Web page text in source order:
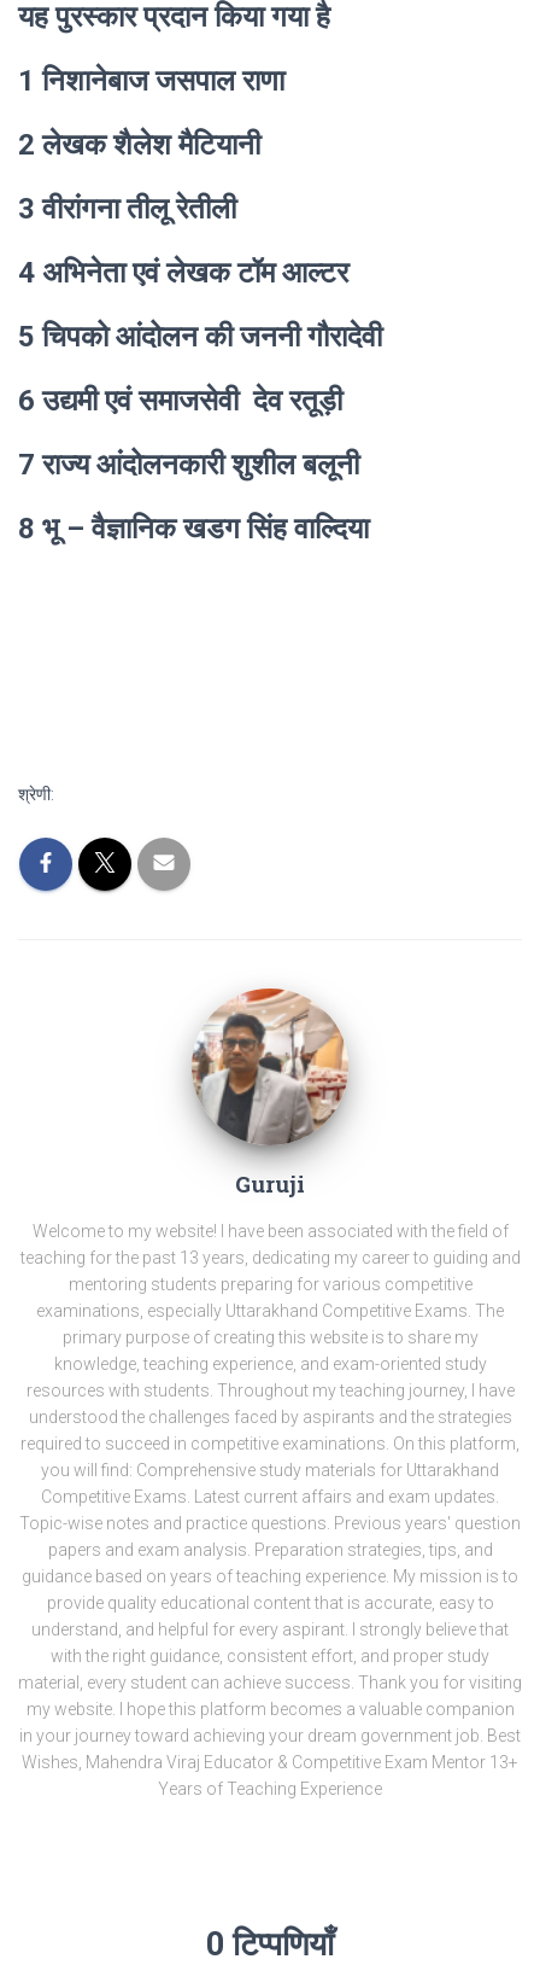
यह पुरस्कार प्रदान किया गया है
1 निशानेबाज जसपाल राणा
2 लेखक शैलेश मैटियानी
3 वीरांगना तीलू रेतीली
4 अभिनेता एवं लेखक टॉम आल्टर
5 चिपको आंदोलन की जननी गौरादेवी
6 उद्यमी एवं समाजसेवी देव रतूड़ी
7 राज्य आंदोलनकारी शुशील बलूनी
8 भू – वैज्ञानिक खडग सिंह वाल्दिया
श्रेणी:
Guruji
Welcome to my website! I have been associated with the field of
teaching for the past 13 years, dedicating my career to guiding and
mentoring students preparing for various competitive
examinations, especially Uttarakhand Competitive Exams. The
primary purpose of creating this website is to share my
knowledge, teaching experience, and exam-oriented study
resources with students. Throughout my teaching journey, I have
understood the challenges faced by aspirants and the strategies
required to succeed in competitive examinations. On this platform,
you will find: Comprehensive study materials for Uttarakhand
Competitive Exams. Latest current affairs and exam updates.
Topic-wise notes and practice questions. Previous years' question
papers and exam analysis. Preparation strategies, tips, and
guidance based on years of teaching experience. My mission is to
provide quality educational content that is accurate, easy to
understand, and helpful for every aspirant. I strongly believe that
with the right guidance, consistent effort, and proper study
material, every student can achieve success. Thank you for visiting
my website. I hope this platform becomes a valuable companion
in your journey toward achieving your dream government job. Best
Wishes, Mahendra Viraj Educator & Competitive Exam Mentor 13+
Years of Teaching Experience
0 टिप्पणियाँ